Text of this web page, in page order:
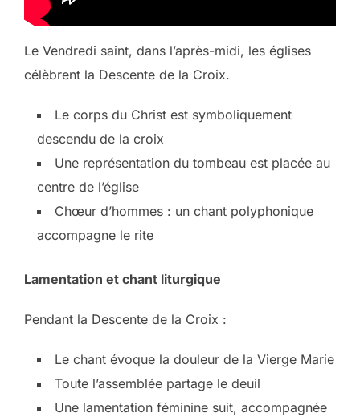
Le Vendredi saint, dans l’après-midi, les églises
célèbrent la Descente de la Croix.
Le corps du Christ est symboliquement
descendu de la croix
Une représentation du tombeau est placée au
centre de l’église
Chœur d’hommes : un chant polyphonique
accompagne le rite
Lamentation et chant liturgique
Pendant la Descente de la Croix :
Le chant évoque la douleur de la Vierge Marie
Toute l’assemblée partage le deuil
Une lamentation féminine suit, accompagnée